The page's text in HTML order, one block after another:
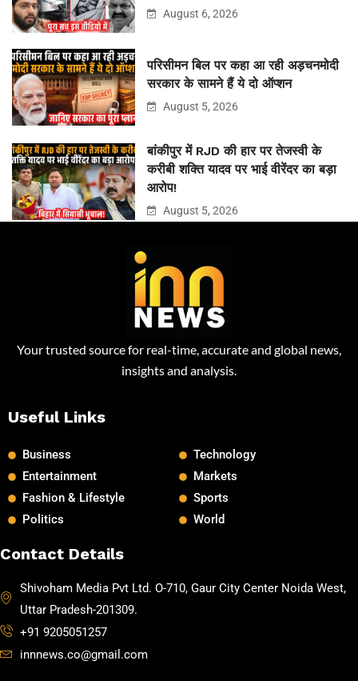
August 6, 2026
परिसीमन बिल पर कहा आ रही अड़चनमोदी
सरकार के सामने हैं ये दो ऑप्शन
August 5, 2026
बांकीपुर में RJD की हार पर तेजस्वी के
करीबी शक्ति यादव पर भाई वीरेंदर का बड़ा
आरोप!
August 5, 2026
Your trusted source for real-time, accurate and global news,
insights and analysis.
Useful Links
Business
Entertainment
Fashion & Lifestyle
Politics
Technology
Markets
Sports
World
Contact Details
Shivoham Media Pvt Ltd. O-710, Gaur City Center Noida West,
Uttar Pradesh-201309.
+91 9205051257
innnews.co@gmail.com